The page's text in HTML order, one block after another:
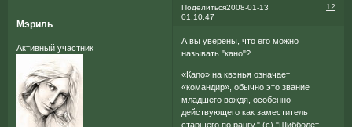
Поделиться 12
2008-01-13
01:10:47
Мэриль
Активный участник
А вы уверены, что его можно
называть "кано"?
«Каno» на квэнья означает
«командир», обычно это звание
младшего вождя, особенно
действующего как заместитель
старшего по рангу." (с) "Шибболет